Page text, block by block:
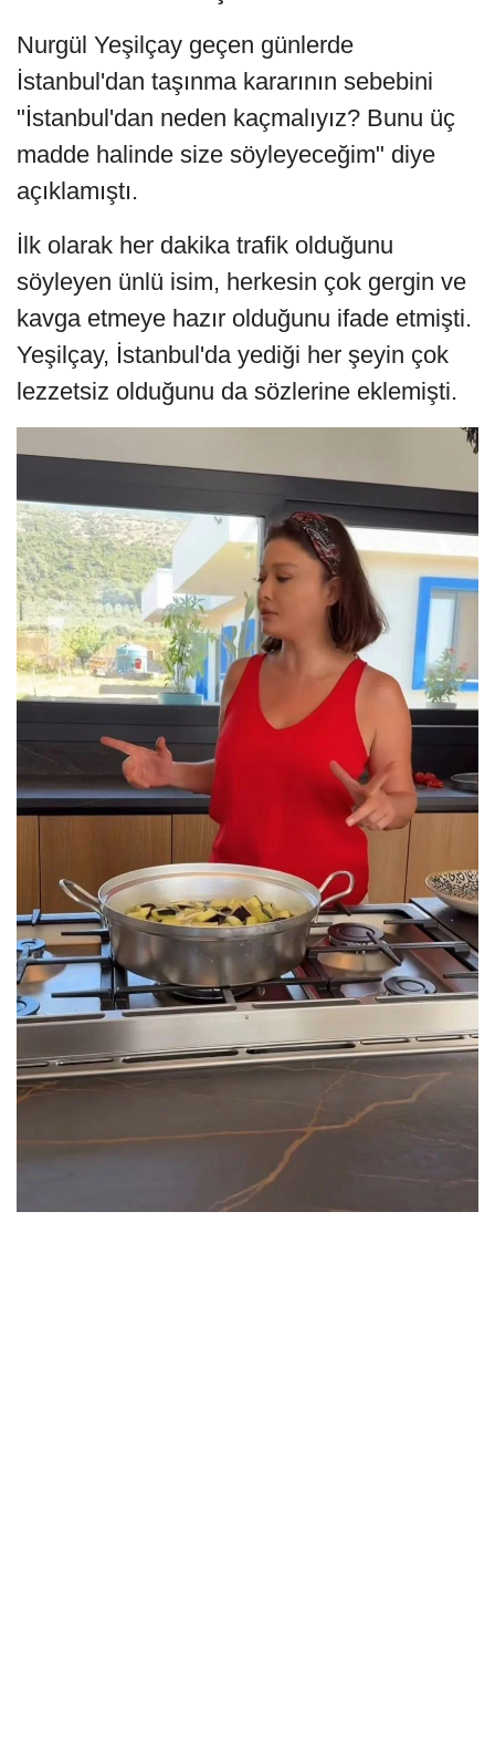
Nurgül Yeşilçay geçen günlerde
İstanbul'dan taşınma kararının sebebini
"İstanbul'dan neden kaçmalıyız? Bunu üç
madde halinde size söyleyeceğim" diye
açıklamıştı.
İlk olarak her dakika trafik olduğunu
söyleyen ünlü isim, herkesin çok gergin ve
kavga etmeye hazır olduğunu ifade etmişti.
Yeşilçay, İstanbul'da yediği her şeyin çok
lezzetsiz olduğunu da sözlerine eklemişti.